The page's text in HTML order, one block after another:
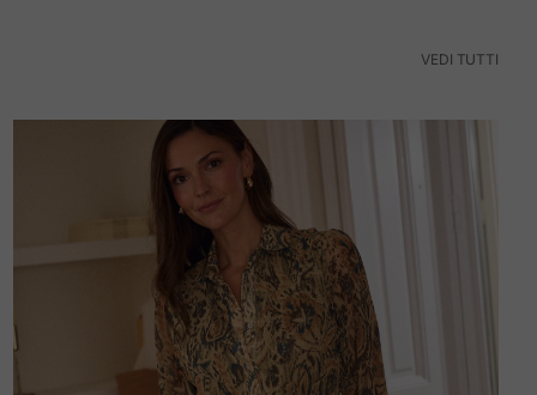
VEDI TUTTI